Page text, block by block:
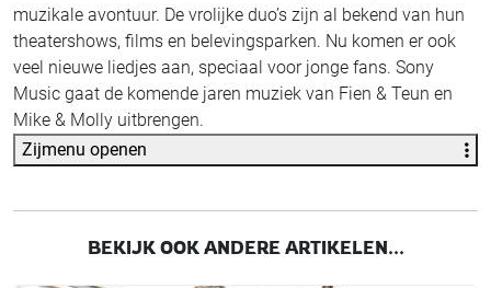
muzikale avontuur. De vrolijke duo’s zijn al bekend van hun
theatershows, films en belevingsparken. Nu komen er ook
veel nieuwe liedjes aan, speciaal voor jonge fans. Sony
Music gaat de komende jaren muziek van Fien & Teun en
Mike & Molly uitbrengen.
Zijmenu openen
BEKIJK OOK ANDERE ARTIKELEN...